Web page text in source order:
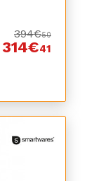
394€50
314€41